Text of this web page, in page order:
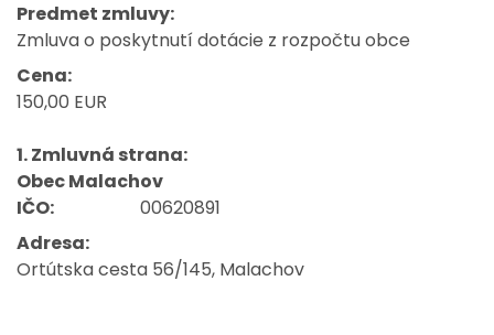
Predmet zmluvy:
Zmluva o poskytnutí dotácie z rozpočtu obce
Cena:
150,00 EUR
1. Zmluvná strana:
Obec Malachov
IČO:
00620891
Adresa:
Ortútska cesta 56/145, Malachov